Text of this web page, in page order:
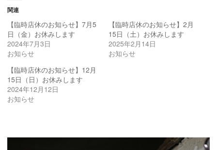
関連
【臨時店休のお知らせ】7月5
日（金）お休みします
2024年7月3日
お知らせ
【臨時店休のお知らせ】2月
15日（土）お休みします
2025年2月14日
お知らせ
【臨時店休のお知らせ】12月
15日（日）お休みします
2024年12月12日
お知らせ